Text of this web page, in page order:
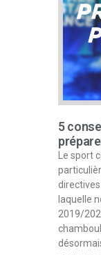
5
Le sport
laquelle
2019/